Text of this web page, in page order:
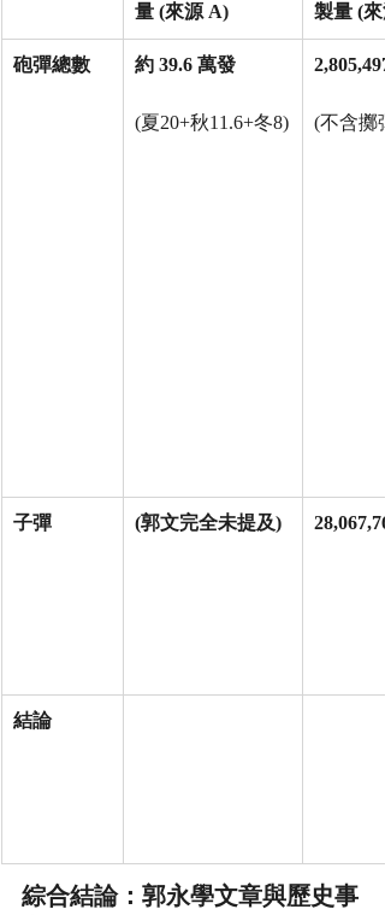
量 (來源 A)
製量 (來
砲彈總數 約 39.6 萬發
(夏20+秋11.6+冬8) (不含擲
子彈 (郭文完全未提及)
結論
綜合結論：郭永學文章與歷史事